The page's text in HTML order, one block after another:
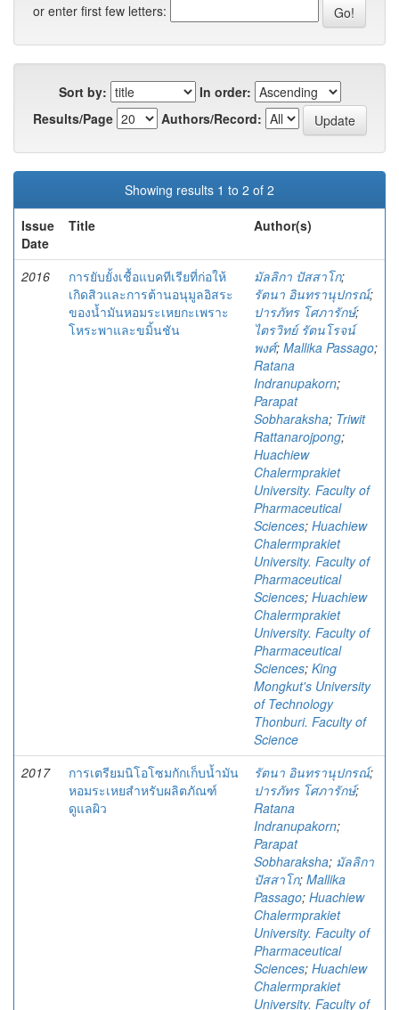
or enter first few letters:
Sort by:
In order:
Results/Page
Authors/Record:
Showing results 1 to 2 of 2
Issue
Date
Title Author(s)
2016
การยับยั้งเชื้อแบคทีเรียที่ก่อให้
เกิดสิวและการต้านอนุมูลอิสระ
ของน้ำมันหอมระเหยกะเพราะ
โหระพาและขมิ้นชัน
มัลลิกา ปัสสาโก;
รัตนา อินทรานุปกรณ์;
ปารภัทร โศภารักษ์;
ไตรวิทย์ รัตนโรจน์
พงศ์; Mallika Passago;
Ratana
Indranupakorn;
Parapat
Sobharaksha; Triwit
Rattanarojpong;
Huachiew
Chalermprakiet
University. Faculty of
Pharmaceutical
Sciences; Huachiew
Chalermprakiet
University. Faculty of
Pharmaceutical
Sciences; Huachiew
Chalermprakiet
University. Faculty of
Pharmaceutical
Sciences; King
Mongkut's University
of Technology
Thonburi. Faculty of
Science
2017
การเตรียมนิโอโซมกักเก็บน้ำมัน
หอมระเหยสำหรับผลิตภัณฑ์
ดูแลผิว
รัตนา อินทรานุปกรณ์;
ปารภัทร โศภารักษ์;
Ratana
Indranupakorn;
Parapat
Sobharaksha; มัลลิกา
ปัสสาโก; Mallika
Passago; Huachiew
Chalermprakiet
University. Faculty of
Pharmaceutical
Sciences; Huachiew
Chalermprakiet
University. Faculty of